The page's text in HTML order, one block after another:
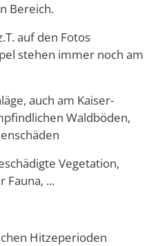
Bereich.
auf den Fotos
stehen immer noch am
auch am Kaiser-
Waldböden,
Vegetation,
Fauna, ...
Hitzeperioden